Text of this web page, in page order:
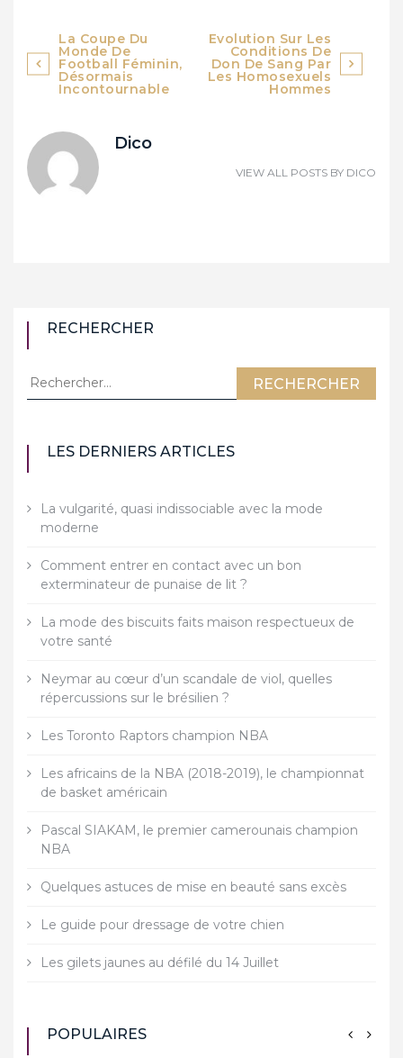
Navigation
de
l’article
La Coupe Du
Monde De
Football Féminin,
Désormais
Incontournable
Evolution Sur Les
Conditions De
Don De Sang Par
Les Homosexuels
Hommes
Dico
VIEW ALL POSTS BY DICO
RECHERCHER
Rechercher :
LES DERNIERS ARTICLES
La vulgarité, quasi indissociable avec la mode
moderne
Comment entrer en contact avec un bon
exterminateur de punaise de lit ?
La mode des biscuits faits maison respectueux de
votre santé
Neymar au cœur d’un scandale de viol, quelles
répercussions sur le brésilien ?
Les Toronto Raptors champion NBA
Les africains de la NBA (2018-2019), le championnat
de basket américain
Pascal SIAKAM, le premier camerounais champion
NBA
Quelques astuces de mise en beauté sans excès
Le guide pour dressage de votre chien
Les gilets jaunes au défilé du 14 Juillet
POPULAIRES